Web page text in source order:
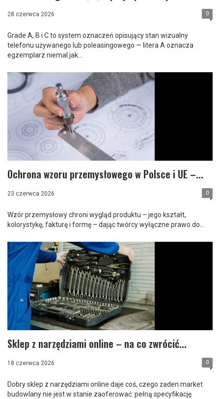
28 czerwca 2026 0
​Grade A, B i C to system oznaczeń opisujący stan wizualny
telefonu używanego lub poleasingowego — litera A oznacza
egzemplarz niemal jak...
Ochrona wzoru przemysłowego w Polsce i UE –...
23 czerwca 2026 0
​Wzór przemysłowy chroni wygląd produktu – jego kształt,
kolorystykę, fakturę i formę – dając twórcy wyłączne prawo do...
Sklep z narzędziami online – na co zwrócić...
18 czerwca 2026 0
​Dobry sklep z narzędziami online daje coś, czego żaden market
budowlany nie jest w stanie zaoferować: pełną specyfikację